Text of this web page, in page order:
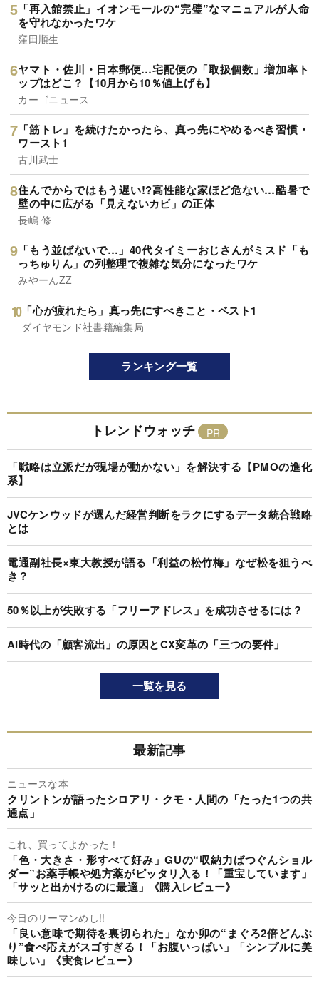
「再入館禁止」イオンモールの“完璧”なマニュアルが人命
を守れなかったワケ
窪田順生
ヤマト・佐川・日本郵便…宅配便の「取扱個数」増加率ト
ップはどこ？【10月から10％値上げも】
カーゴニュース
「筋トレ」を続けたかったら、真っ先にやめるべき習慣・
ワースト1
古川武士
住んでからではもう遅い!?高性能な家ほど危ない…酷暑で
壁の中に広がる「見えないカビ」の正体
長嶋 修
「もう並ばないで…」40代タイミーおじさんがミスド「も
っちゅりん」の列整理で複雑な気分になったワケ
みやーんZZ
「心が疲れたら」真っ先にすべきこと・ベスト1
ダイヤモンド社書籍編集局
ランキング一覧
トレンドウォッチ
「戦略は立派だが現場が動かない」を解決する【PMOの進化
系】
JVCケンウッドが選んだ経営判断をラクにするデータ統合戦略
とは
電通副社長×東大教授が語る「利益の松竹梅」なぜ松を狙うべ
き？
50％以上が失敗する「フリーアドレス」を成功させるには？
AI時代の「顧客流出」の原因とCX変革の「三つの要件」
一覧を見る
最新記事
ニュースな本
クリントンが語ったシロアリ・クモ・人間の「たった1つの共
通点」
これ、買ってよかった！
「色・大きさ・形すべて好み」GUの“収納力ばつぐんショル
ダー”お薬手帳や処方薬がピッタリ入る！「重宝しています」
「サッと出かけるのに最適」《購入レビュー》
今日のリーマンめし!!
「良い意味で期待を裏切られた」なか卯の“まぐろ2倍どんぶ
り”食べ応えがスゴすぎる！「お腹いっぱい」「シンプルに美
味しい」《実食レビュー》